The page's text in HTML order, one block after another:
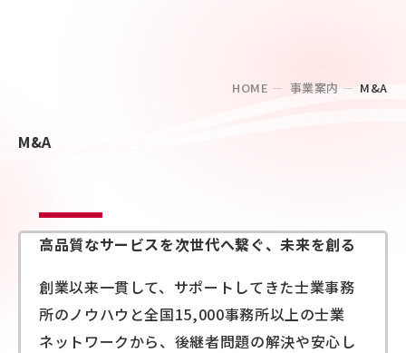
HOME 事業案内 M&A
M&A
高品質なサービスを次世代へ繋ぐ、未来を創る
創業以来一貫して、サポートしてきた士業事務
所のノウハウと全国15,000事務所以上の士業
ネットワークから、後継者問題の解決や安心し